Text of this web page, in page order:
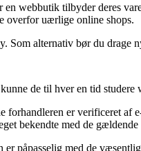
en webbutik tilbyder deres
overfor uærlige online shops.
Som alternativ bør du drage
de til hver en tid studere
er verificeret af
bekendte med de
påpasselig med de